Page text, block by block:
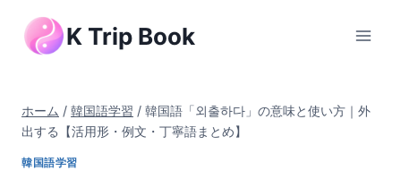
K Trip Book
ホーム / 韓国語学習 / 韓国語「외출하다」の意味と使い方｜外
出する【活用形・例文・丁寧語まとめ】
韓国語学習